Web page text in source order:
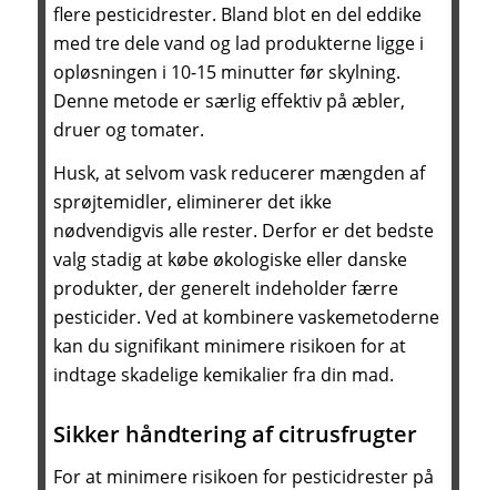
flere pesticidrester. Bland blot en del eddike
med tre dele vand og lad produkterne ligge i
opløsningen i 10-15 minutter før skylning.
Denne metode er særlig effektiv på æbler,
druer og tomater.
Husk, at selvom vask reducerer mængden af
sprøjtemidler, eliminerer det ikke
nødvendigvis alle rester. Derfor er det bedste
valg stadig at købe økologiske eller danske
produkter, der generelt indeholder færre
pesticider. Ved at kombinere vaskemetoderne
kan du signifikant minimere risikoen for at
indtage skadelige kemikalier fra din mad.
Sikker håndtering af citrusfrugter
For at minimere risikoen for pesticidrester på